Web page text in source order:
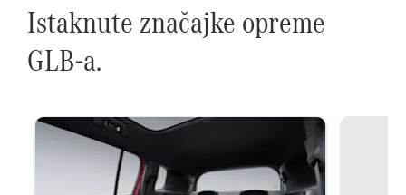
Istaknute značajke opreme
GLB-a.